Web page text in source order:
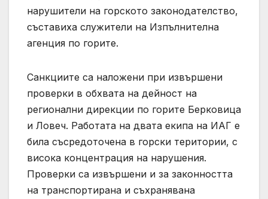
нарушители на горското законодателство,
съставиха служители на Изпълнителна
агенция по горите.
Санкциите са наложени при извършени
проверки в обхвата на дейност на
регионални дирекции по горите Берковица
и Ловеч. Работата на двата екипа на ИАГ е
била съсредоточена в горски територии, с
висока концентрация на нарушения.
Проверки са извършени и за законността
на транспортирана и съхранявана